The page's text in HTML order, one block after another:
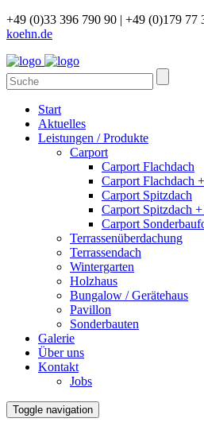
+49 (0)33 396 790 90 | +49 (0)179 77
koehn.de
Start
Aktuelles
Leistungen / Produkte
Carport
Carport Flachdach
Carport Flachdach
Carport Spitzdach
Carport Spitzdach
Carport
Terrassenüberdachung
Terrassendach
Wintergarten
Holzhaus
Bungalow / Gerätehaus
Pavillon
Sonderbauten
Galerie
Über uns
Kontakt
Jobs
Toggle navigation